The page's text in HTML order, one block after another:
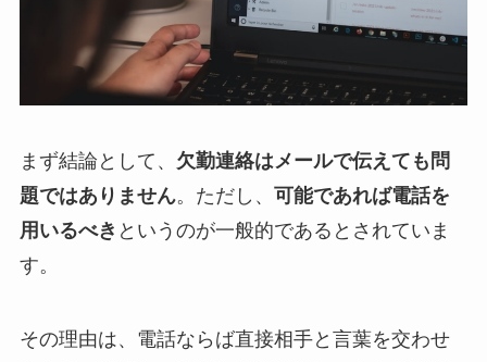
まず結論として、 欠勤連絡はメールで伝えても問
題ではありません。ただし、 可能であれば電話を
用いるべき というのが一般的であるとされていま
す。
その理由は、電話ならば直接相手と言葉を交わせ